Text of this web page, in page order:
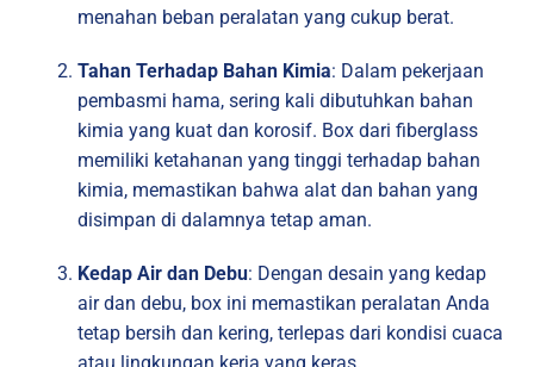
menahan beban peralatan yang cukup berat.
Tahan Terhadap Bahan Kimia: Dalam pekerjaan
pembasmi hama, sering kali dibutuhkan bahan
kimia yang kuat dan korosif. Box dari fiberglass
memiliki ketahanan yang tinggi terhadap bahan
kimia, memastikan bahwa alat dan bahan yang
disimpan di dalamnya tetap aman.
Kedap Air dan Debu: Dengan desain yang kedap
air dan debu, box ini memastikan peralatan Anda
tetap bersih dan kering, terlepas dari kondisi cuaca
atau lingkungan kerja yang keras.